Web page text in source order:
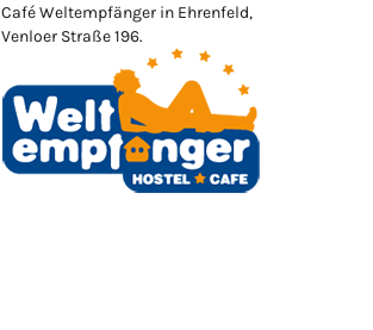
Café Weltempfänger in Ehrenfeld,
Venloer Straße 196.